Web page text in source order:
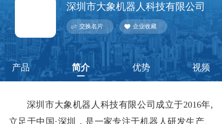
深圳市大象机器人科技有限公司
交换名片 企业收藏
产品 简介 优势 视频
深圳市大象机器人科技有限公司成立于2016年,
立足于中国·深圳，是一家专注于机器人研发生产、